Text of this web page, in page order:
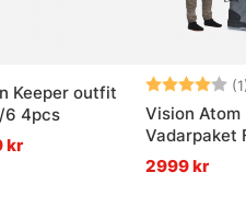
Keeper outfit
6 4pcs
kr
Betyg:
Vision Atom
Vadarpaket
2999 kr